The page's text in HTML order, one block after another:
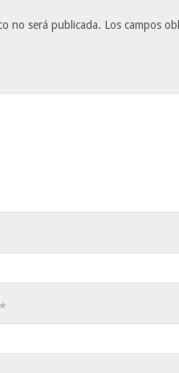
no será publicada. Los campos
*